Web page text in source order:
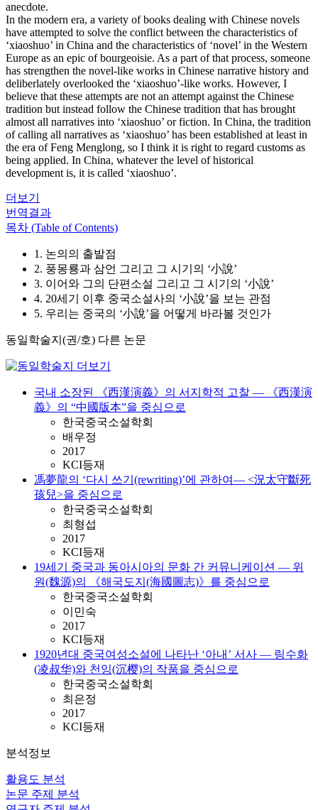
anecdote.
In the modern era, a variety of books dealing with Chinese novels
have attempted to solve the conflict between the characteristics of
‘xiaoshuo’ in China and the characteristics of ‘novel’ in the Western
Europe as an epic of bourgeoisie. As a part of that process, someone
has strengthen the novel-like works in Chinese narrative history and
deliberlately overlooked the ‘xiaoshuo’-like works. However, I
believe that these attempts are not an attempt against the Chinese
tradition but instead follow the Chinese tradition that has brought
almost all narratives into ‘xiaoshuo’ or fiction. In China, the tradition
of calling all narratives as ‘xiaoshuo’ has been established at least in
the era of Feng Menglong, so I think it is right to regard customs as
being applied. In China, whatever the level of historical
development is, it is called ‘xiaoshuo’.
더보기
번역결과
목차 (Table of Contents)
1. 논의의 출발점
2. 풍몽룡과 삼언 그리고 그 시기의 ‘小說’
3. 이어와 그의 단편소설 그리고 그 시기의 ‘小說’
4. 20세기 이후 중국소설사의 ‘小說’을 보는 관점
5. 우리는 중국의 ‘小說’을 어떻게 바라볼 것인가
동일학술지(권/호) 다른 논문
국내 소장된 《西漢演義》의 서지학적 고찰 ― 《西漢演
義》의 “中國版本”을 중심으로
한국중국소설학회
배우정
2017
KCI등재
馮夢龍의 ‘다시 쓰기(rewriting)’에 관하여― <況太守斷死
孩兒>을 중심으로
한국중국소설학회
최형섭
2017
KCI등재
19세기 중국과 동아시아의 문화 간 커뮤니케이션 ― 위
원(魏源)의 《해국도지(海國圖志)》를 중심으로
한국중국소설학회
이민숙
2017
KCI등재
1920년대 중국여성소설에 나타난 ‘아내’ 서사 ― 링수화
(凌叔华)와 천잉(沉樱)의 작품을 중심으로
한국중국소설학회
최은정
2017
KCI등재
분석정보
활용도 분석
논문 주제 분석